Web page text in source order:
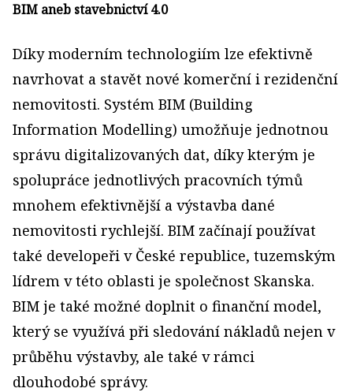
BIM aneb stavebnictví 4.0
Díky moderním technologiím lze efektivně
navrhovat a stavět nové komerční i rezidenční
nemovitosti. Systém BIM (Building
Information Modelling) umožňuje jednotnou
správu digitalizovaných dat, díky kterým je
spolupráce jednotlivých pracovních týmů
mnohem efektivnější a výstavba dané
nemovitosti rychlejší. BIM začínají používat
také developeři v České republice, tuzemským
lídrem v této oblasti je společnost Skanska.
BIM je také možné doplnit o finanční model,
který se využívá při sledování nákladů nejen v
průběhu výstavby, ale také v rámci
dlouhodobé správy.